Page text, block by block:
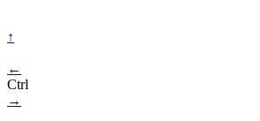
↑
←
Ctrl
→